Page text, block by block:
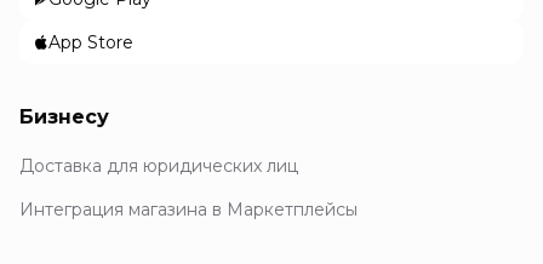
App Store
Бизнесу
Доставка для юридических лиц
Интеграция магазина в Маркетплейсы